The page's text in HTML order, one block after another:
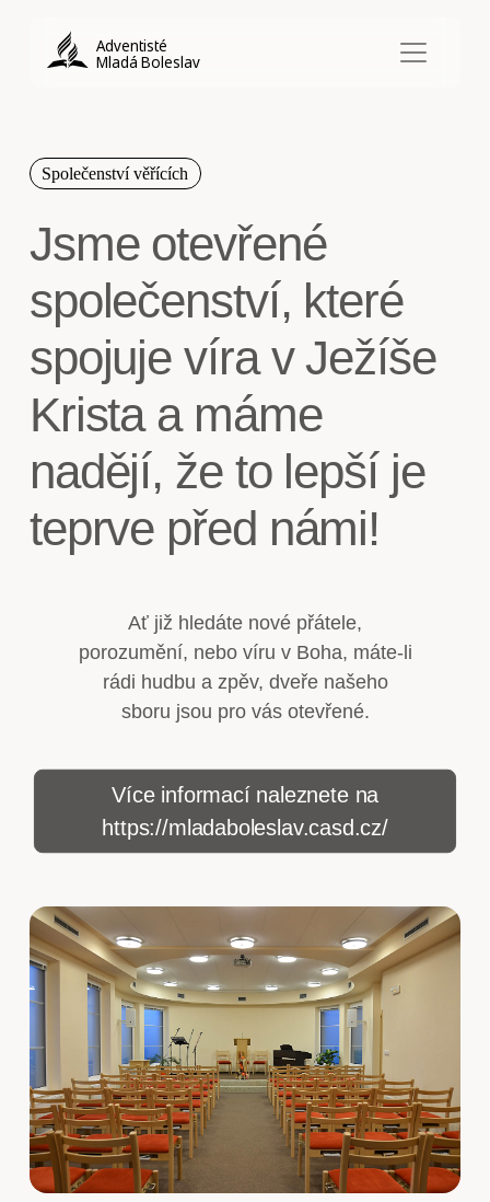
Adventisté
Mladá Boleslav
Společenství věřících
Jsme otevřené
společenství, které
spojuje víra v Ježíše
Krista a máme
nadějí, že to lepší je
teprve před námi!
Ať již hledáte nové přátele,
porozumění, nebo víru v Boha, máte-li
rádi hudbu a zpěv, dveře našeho
sboru jsou pro vás otevřené.
Více informací naleznete na
https://mladaboleslav.casd.cz/